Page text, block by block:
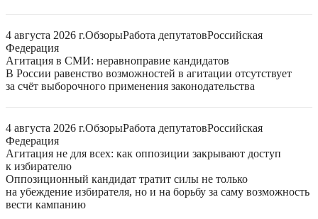
4 августа 2026 г.ОбзорыРабота депутатовРоссийская
Федерация
Агитация в СМИ: неравноправие кандидатов
В России равенство возможностей в агитации отсутствует
за счёт выборочного применения законодательства
4 августа 2026 г.ОбзорыРабота депутатовРоссийская
Федерация
Агитация не для всех: как оппозиции закрывают доступ
к избирателю
Оппозиционный кандидат тратит силы не только
на убеждение избирателя, но и на борьбу за саму возможность
вести кампанию